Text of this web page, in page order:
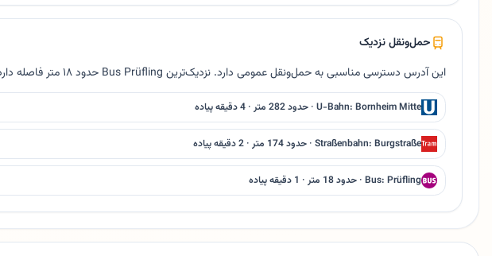
حمل‌ونقل نزدیک
این آدرس دسترسی مناسبی به حمل‌ونقل عمومی دارد. نزدیک‌ترین Bus Prüfling حدود ۱۸ متر فاصله دارد.
U-Bahn: Bornheim Mitte · حدود 282 متر · 4 دقیقه پیاده
Straßenbahn: Burgstraße · حدود 174 متر · 2 دقیقه پیاده
Bus: Prüfling · حدود 18 متر · 1 دقیقه پیاده